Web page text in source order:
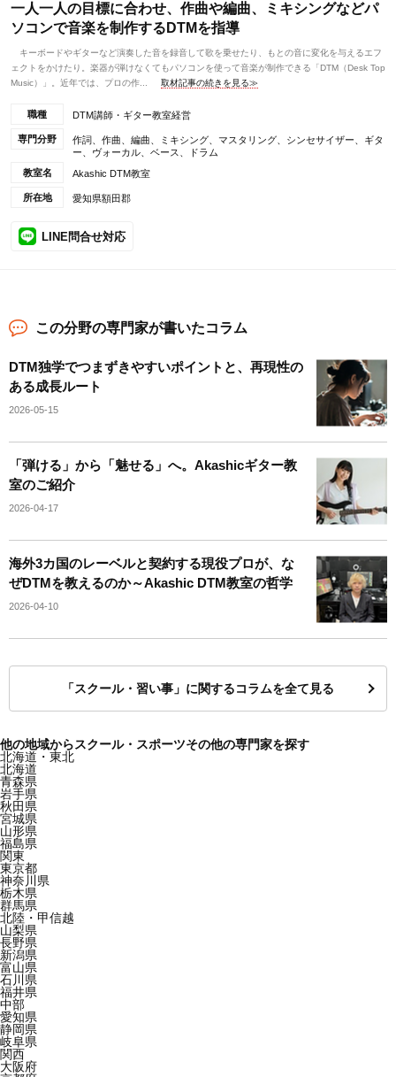
一人一人の目標に合わせ、作曲や編曲、ミキシングなどパ
ソコンで音楽を制作するDTMを指導
キーボードやギターなど演奏した音を録音して歌を乗せたり、もとの音に変化を与えるエフ
ェクトをかけたり。楽器が弾けなくてもパソコンを使って音楽が制作できる「DTM（Desk Top
Music）」。近年では、プロの作...
取材記事の続きを見る≫
職種 DTM講師・ギター教室経営
専門分野
作詞、作曲、編曲、ミキシング、マスタリング、シンセサイザー、ギタ
ー、ヴォーカル、ベース、ドラム
教室名
Akashic DTM教室
所在地 愛知県額田郡
LINE問合せ対応
この分野の専門家が書いたコラム
DTM独学でつまずきやすいポイントと、再現性の
ある成長ルート
2026-05-15
「弾ける」から「魅せる」へ。Akashicギター教
室のご紹介
2026-04-17
海外3カ国のレーベルと契約する現役プロが、な
ぜDTMを教えるのか～Akashic DTM教室の哲学
2026-04-10
「スクール・習い事」に関するコラムを全て見る
他の地域からスクール・スポーツその他の専門家を探す
北海道・東北
北海道
青森県
岩手県
秋田県
宮城県
山形県
福島県
関東
東京都
神奈川県
栃木県
群馬県
北陸・甲信越
山梨県
長野県
新潟県
富山県
石川県
福井県
中部
愛知県
静岡県
岐阜県
関西
大阪府